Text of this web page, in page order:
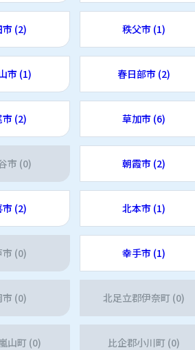
(2) 秩父市 (1)
市 (1) 春日部市 (2)
市 (2) 草加市 (6)
市 (0) 朝霞市 (2)
(2) 北本市 (1)
(0) 幸手市 (1)
市 (0) 北足立郡伊奈町 (0)
山町 (0) 比企郡小川町 (0)